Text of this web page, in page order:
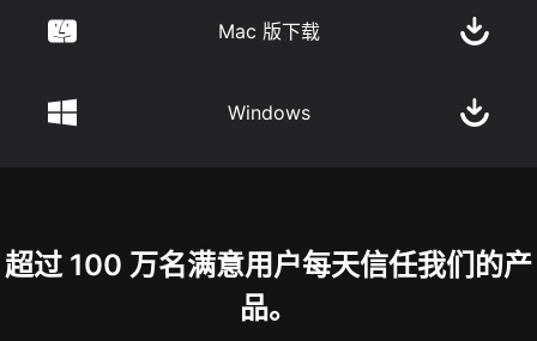
Mac 版下载
Windows
超过 100 万名满意用户每天信任我们的产
品。